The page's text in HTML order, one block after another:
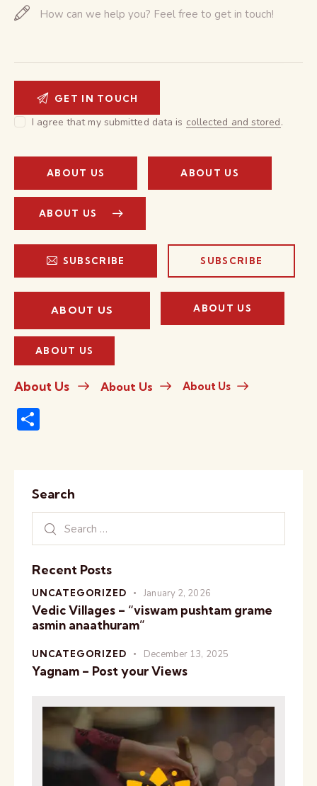
I agree that my submitted data is collected and stored.
ABOUT US ABOUT US
ABOUT US
SUBSCRIBE SUBSCRIBE
ABOUT US ABOUT US
ABOUT US
About Us About Us About Us
e
Search
Recent Posts
UNCATEGORIZED January 2, 2026
Vedic Villages – “viswam pushtam grame
asmin anaathuram”
UNCATEGORIZED December 13, 2025
Yagnam – Post your Views